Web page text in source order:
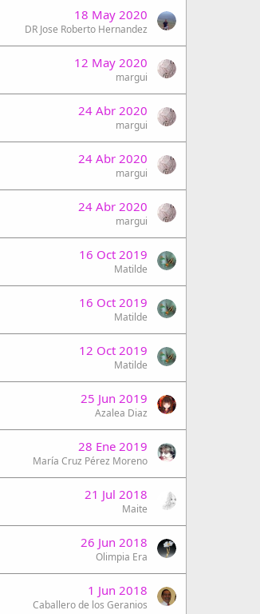
18 May 2020
DR Jose Roberto Hernandez
12 May 2020
margui
24 Abr 2020
margui
24 Abr 2020
margui
24 Abr 2020
margui
16 Oct 2019
Matilde
16 Oct 2019
Matilde
12 Oct 2019
Matilde
25 Jun 2019
Azalea Diaz
28 Ene 2019
María Cruz Pérez Moreno
21 Jul 2018
Maite
26 Jun 2018
Olimpia Era
1 Jun 2018
Caballero de los Geranios